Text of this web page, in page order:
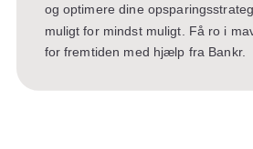
og optimere dine
muligt for mindst muligt. Få ro i
for fremtiden med hjælp fra Bankr.